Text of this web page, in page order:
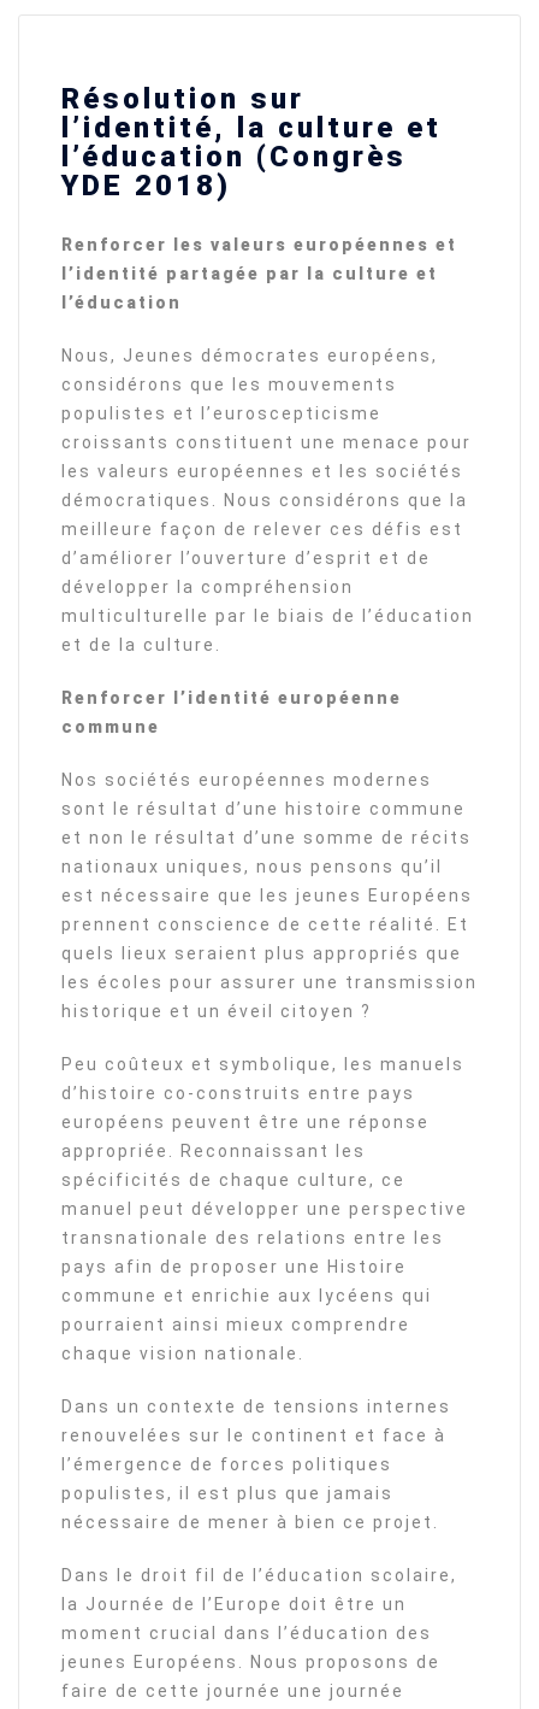
Résolution sur
l’identité, la culture et
l’éducation (Congrès
YDE 2018)
Renforcer les valeurs européennes et
l’identité partagée par la culture et
l’éducation
Nous, Jeunes démocrates européens,
considérons que les mouvements
populistes et l’euroscepticisme
croissants constituent une menace pour
les valeurs européennes et les sociétés
démocratiques. Nous considérons que la
meilleure façon de relever ces défis est
d’améliorer l’ouverture d’esprit et de
développer la compréhension
multiculturelle par le biais de l’éducation
et de la culture.
Renforcer l’identité européenne
commune
Nos sociétés européennes modernes
sont le résultat d’une histoire commune
et non le résultat d’une somme de récits
nationaux uniques, nous pensons qu’il
est nécessaire que les jeunes Européens
prennent conscience de cette réalité. Et
quels lieux seraient plus appropriés que
les écoles pour assurer une transmission
historique et un éveil citoyen ?
Peu coûteux et symbolique, les manuels
d’histoire co-construits entre pays
européens peuvent être une réponse
appropriée. Reconnaissant les
spécificités de chaque culture, ce
manuel peut développer une perspective
transnationale des relations entre les
pays afin de proposer une Histoire
commune et enrichie aux lycéens qui
pourraient ainsi mieux comprendre
chaque vision nationale.
Dans un contexte de tensions internes
renouvelées sur le continent et face à
l’émergence de forces politiques
populistes, il est plus que jamais
nécessaire de mener à bien ce projet.
Dans le droit fil de l’éducation scolaire,
la Journée de l’Europe doit être un
moment crucial dans l’éducation des
jeunes Européens. Nous proposons de
faire de cette journée une journée